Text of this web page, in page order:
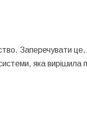
Заперечувати це,
яка вирішила